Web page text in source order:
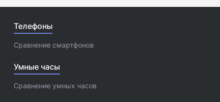
Телефоны
Сравнение смартфонов
Умные часы
Сравнение умных часов